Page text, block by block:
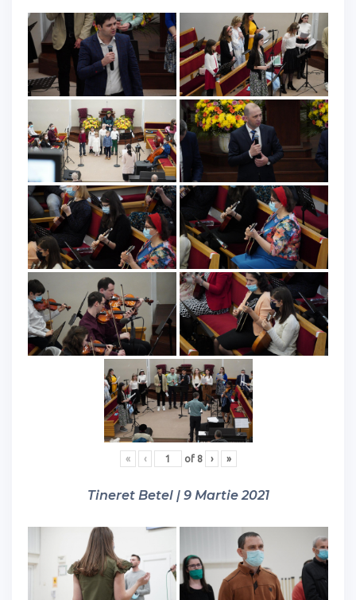
« ‹ of 8 › »
Tineret Betel | 9 Martie 2021